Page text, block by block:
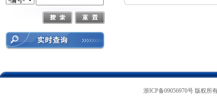
浙ICP备09056970号 版权所